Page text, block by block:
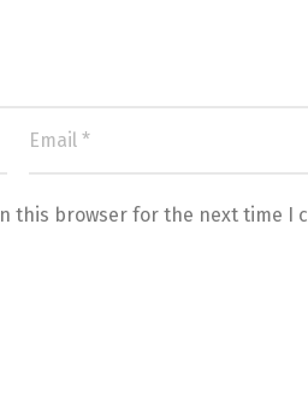
this browser for the next time I